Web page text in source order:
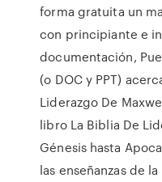
forma gratuita un
con principiante e
documentación,
(o DOC y PPT)
Liderazgo De
libro La Biblia De
Génesis hasta
las enseñanzas de